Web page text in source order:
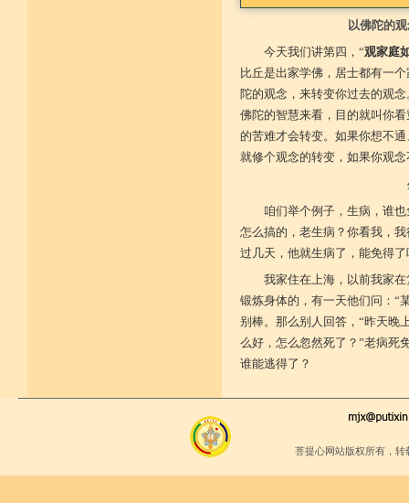
以佛陀的
今天我们讲第四，“观家庭
比丘是出家学佛，居士都有一
陀的观念，来转变你过去的观
佛陀的智慧来看，目的就叫你
的苦难才会转变。如果你想不
就修个观念的转变，如果你观
咱们举个例子，生病，谁
怎么搞的，老生病？你看我，
过几天，他就生病了，能免得
我家住在上海，以前我家
锻炼身体的，有一天他们问：“
别棒。那么别人回答，“昨天晚
么好，怎么忽然死了？”老病死
谁能逃得了？
菩提心网站版权所有，